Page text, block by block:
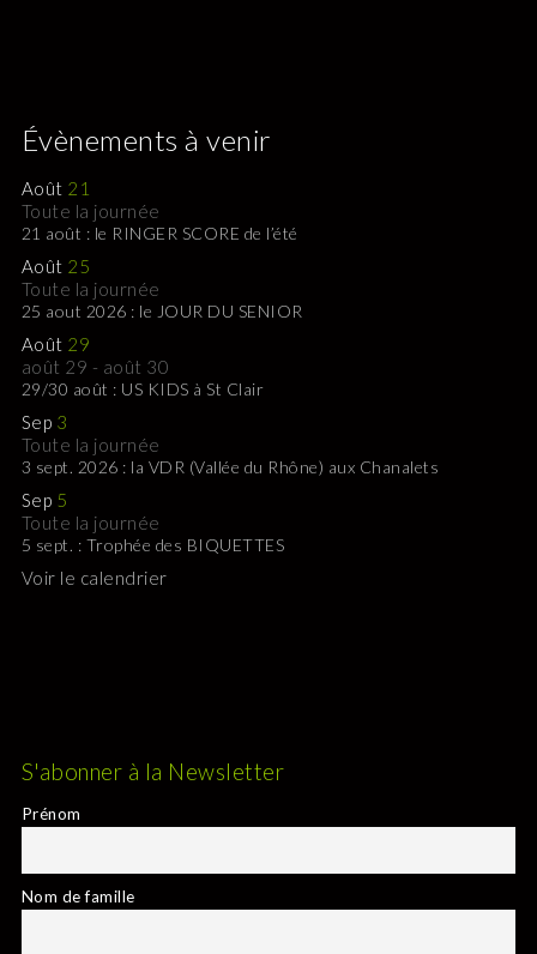
Évènements à venir
Août 21
Toute la journée
21 août : le RINGER SCORE de l’été
Août 25
Toute la journée
25 aout 2026 : le JOUR DU SENIOR
Août 29
août 29 - août 30
29/30 août : US KIDS à St Clair
Sep 3
Toute la journée
3 sept. 2026 : la VDR (Vallée du Rhône) aux Chanalets
Sep 5
Toute la journée
5 sept. : Trophée des BIQUETTES
Voir le calendrier
S'abonner à la Newsletter
Prénom
Nom de famille